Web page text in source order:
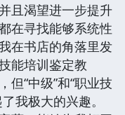
且渴望进一步提升
在寻找能够系统性
在书店的角落里发
能培训鉴定教
但“中级”和“职业技
我极大的兴趣。